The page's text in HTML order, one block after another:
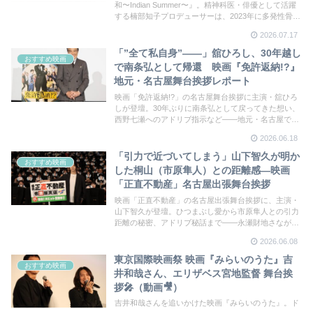
和〜Indian Summer〜』。精神科医・俳優として活躍
する楠部知子プロデューサーは、2023年に多発性骨髄
製作した。名古屋・シネマスコーレでの公開（7月25
日〜）を前に、シネマナが楠部知子プロデューサーに
独占インタビュー。
2026.07.17
おすすめ映画
「”全て私自身”——」舘ひろし、30年越し
で南条弘として帰還 映画『免許返納!?』
地元・名古屋舞台挨拶レポート
映画「免許返納!?」の名古屋舞台挨拶に主演・舘ひろ
しが登壇。30年ぶりに南条弘として戻ってきた想い、
西野七瀬へのアドリブ指示など——地元・名古屋でダ
2026.06.18
おすすめ映画
「引力で近づいてしまう」山下智久が明か
した桐山（市原隼人）との距離感—映画
「正直不動産」名古屋出張舞台挨拶
映画「正直不動産」の名古屋出張舞台挨拶に、主演・
山下智久が登壇。ひつまぶし愛から市原隼人との引力
距離の秘密、アドリブ秘話まで——永瀬財地さなが
2026.06.08
おすすめ映画
東京国際映画祭 映画『みらいのうた』吉
井和哉さん、エリザベス宮地監督 舞台挨
拶🎤（動画🎥）
吉井和哉さんを追いかけた映画『みらいのうた』。ド